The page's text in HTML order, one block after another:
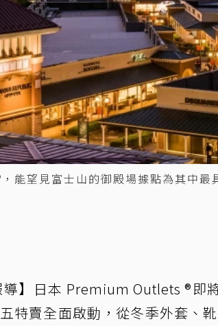
能望見富士山的御殿場據點為其中
導】日本 Premium Outlets ®即
特賣全面啟動，從冬季外套、